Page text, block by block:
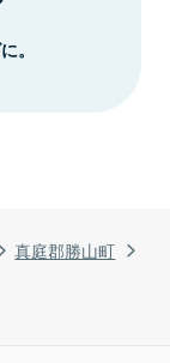
真庭郡勝山町
。